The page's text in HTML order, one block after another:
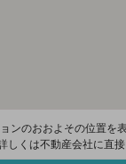
ンのおおよその位置を
しくは不動産会社に直接